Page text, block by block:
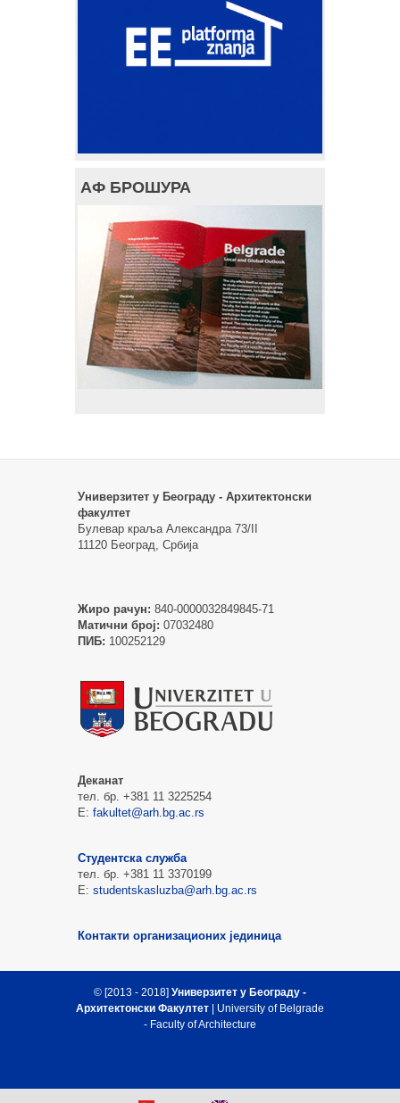
АФ БРОШУРА
Универзитет у Београду - Архитектонски
факултет
Булевар краља Александра 73/II
11120 Београд, Србија
Жиро рачун: 840-0000032849845-71
Матични број: 07032480
ПИБ: 100252129
Деканат
тел. бр. +381 11 3225254
Е: fakultet@arh.bg.ac.rs
Студентска служба
тел. бр. +381 11 3370199
Е: studentskasluzba@arh.bg.ac.rs
Контакти организационих јединица
© [2013 - 2018] Универзитет у Београду -
Архитектонски Факултет | University of Belgrade
- Faculty of Architecture